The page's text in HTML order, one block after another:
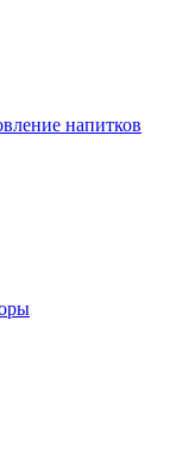
напитков